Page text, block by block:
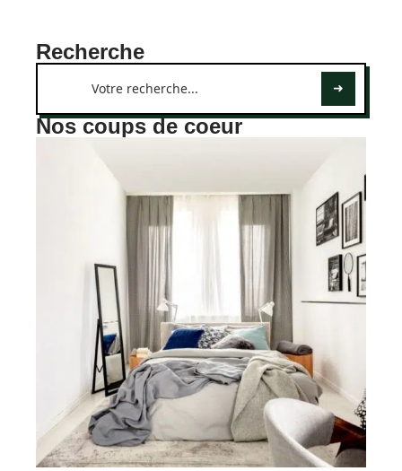
Recherche
Nos coups de coeur